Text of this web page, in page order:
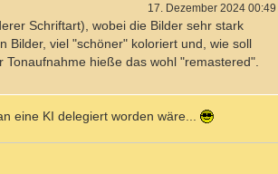
17. Dezember 2024 00:49
Schriftart), wobei die Bilder sehr stark
Bilder, viel "schöner" koloriert und, wie soll
hieße das wohl "remastered".
eine KI delegiert worden wäre...